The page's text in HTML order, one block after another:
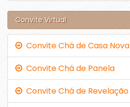
Convite Virtual
Convite Chá de Casa Nova
Convite Chá de Panela
Convite Chá de Revelação